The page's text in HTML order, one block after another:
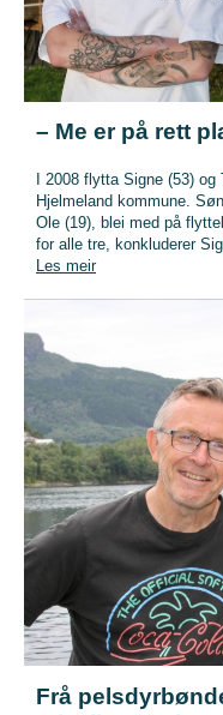
– Me er på rett
I 2008 flytta Signe (53)
Hjelmeland kommune.
Ole (19), blei med på
for alle tre, konkluderer
Les meir
Frå